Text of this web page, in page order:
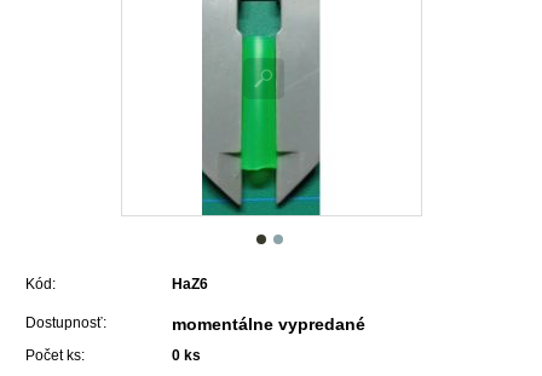
Kód: HaZ6
Dostupnosť: momentálne vypredané
Počet ks: 0 ks